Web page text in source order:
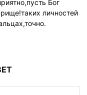
Бог
личностей